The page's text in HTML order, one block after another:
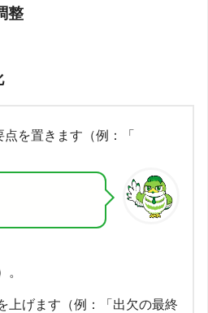
整
を置きます（例：「
。
上げます（例：「出欠の最終